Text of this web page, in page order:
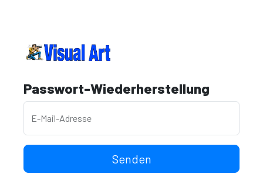
Passwort-Wiederherstellung
E-Mail-Adresse
Senden